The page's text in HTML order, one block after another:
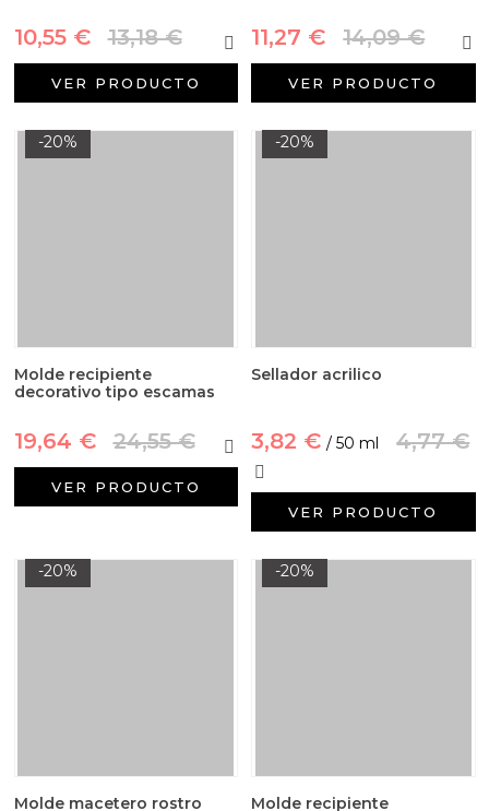
10,55 € 13,18 €
VER PRODUCTO
11,27 € 14,09 €
VER PRODUCTO
-20%
Molde recipiente
decorativo tipo escamas
19,64 € 24,55 €
VER PRODUCTO
-20%
Sellador acrilico
3,82 € / 50 ml 4,77 €
VER PRODUCTO
-20%
Molde macetero rostro
-20%
Molde recipiente